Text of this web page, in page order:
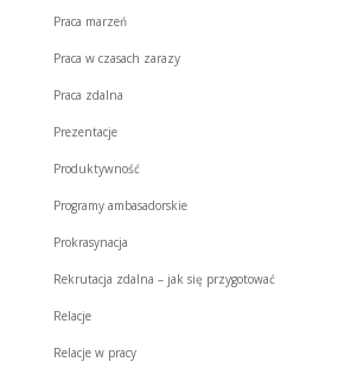
Praca marzeń
Praca w czasach zarazy
Praca zdalna
Prezentacje
Produktywność
Programy ambasadorskie
Prokrasynacja
Rekrutacja zdalna – jak się przygotować
Relacje
Relacje w pracy